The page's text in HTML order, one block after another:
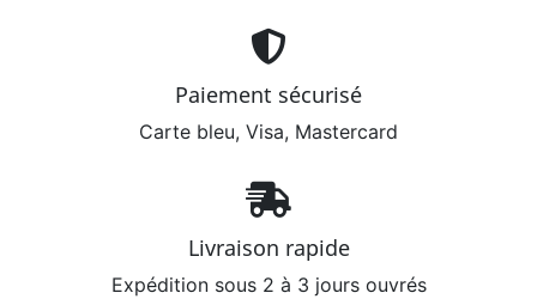
Paiement sécurisé
Carte bleu, Visa, Mastercard
Livraison rapide
Expédition sous 2 à 3 jours ouvrés